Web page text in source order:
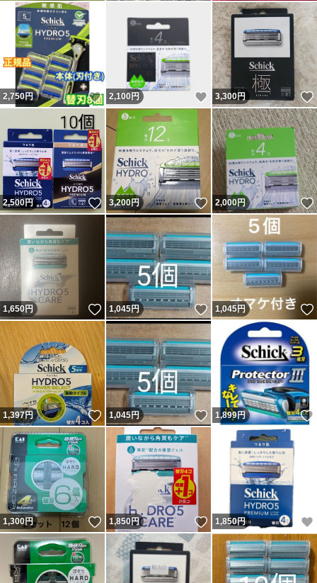
2,750円 いいね！
2,100 円 いいね！
3,300円
2,500円 いいね！
3,200円 いいね！
2,000円
1,650円 いいね！
1,045円 いいね！
1,045円
1,397円 いいね！
1,045円 いいね！
1,899円
1,300円 いいね！
1,850円 いいね！
1,850円